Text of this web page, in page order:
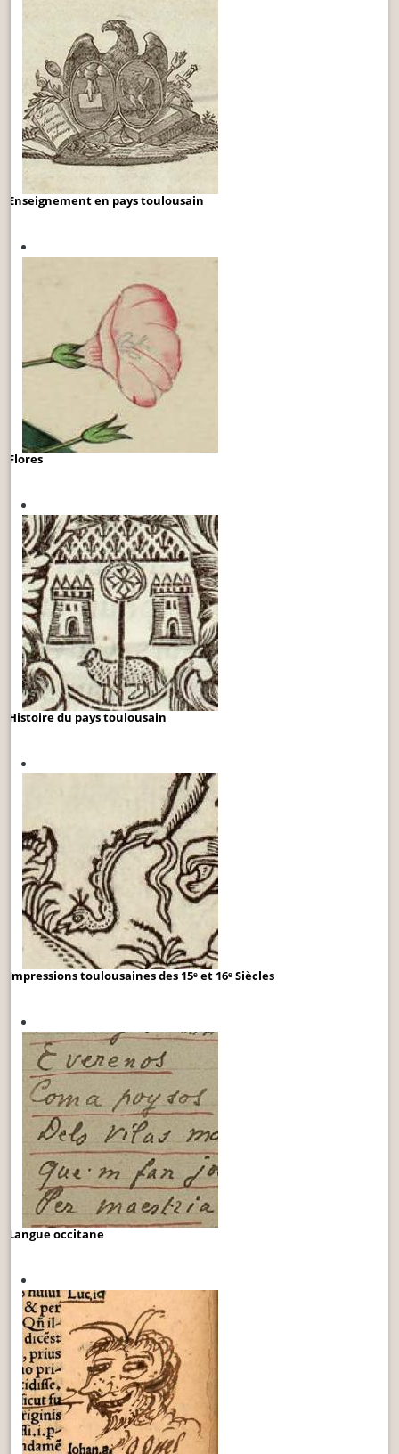
Enseignement en pays toulousain
Flores
Histoire du pays toulousain
Impressions toulousaines des 15ᵉ et 16ᵉ Siècles
Langue occitane